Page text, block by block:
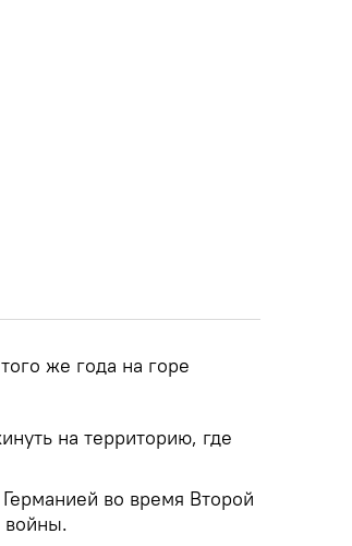
же года на горе
на территорию, где
во время Второй